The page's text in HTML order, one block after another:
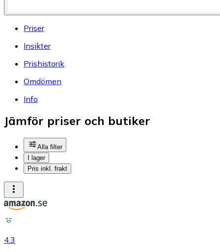
Priser
Insikter
Prishistorik
Omdömen
Info
Jämför priser och butiker
Alla filter
I lager
Pris inkl. frakt
4.3